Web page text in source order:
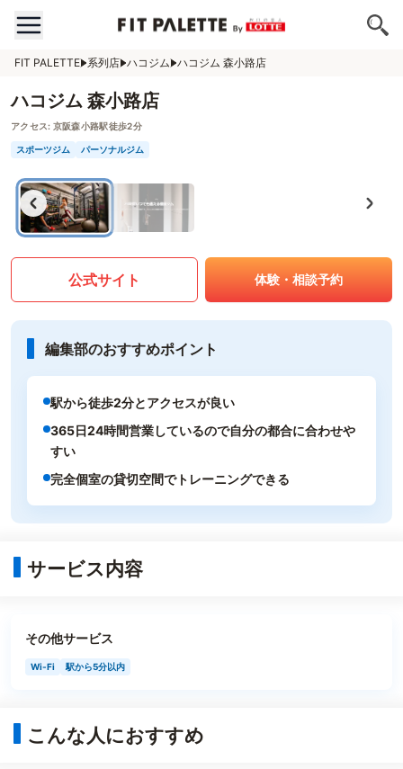
FIT PALETTE 系列店 ハコジム ハコジム 森小路店
ハコジム 森小路店
アクセス: 京阪森小路駅徒歩2分
スポーツジム パーソナルジム
公式サイト 体験・相談予約
編集部のおすすめポイント
駅から徒歩2分とアクセスが良い
365日24時間営業しているので自分の都合に合わせや
すい
完全個室の貸切空間でトレーニングできる
サービス内容
その他サービス
Wi-Fi 駅から5分以内
こんな人におすすめ